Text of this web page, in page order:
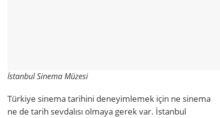
İstanbul Sinema Müzesi
Türkiye sinema tarihini deneyimlemek için ne sinema
ne de tarih sevdalısı olmaya gerek var. İstanbul